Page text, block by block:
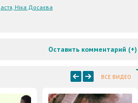
Ніка Досаєва
Оставить комментарий (+)
ВСЕ ВИДЕО